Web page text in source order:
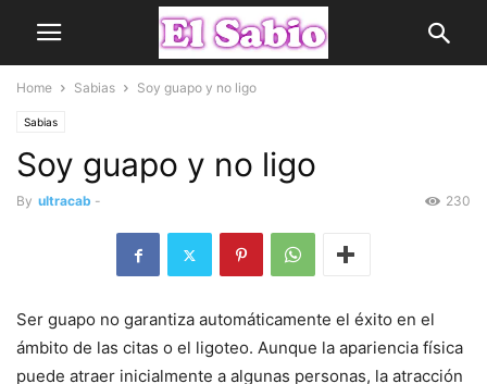
Home Sabias Soy guapo y no ligo
Sabias
Soy guapo y no ligo
By ultracab - 230
Ser guapo no garantiza automáticamente el éxito en el
ámbito de las citas o el ligoteo. Aunque la apariencia física
puede atraer inicialmente a algunas personas, la atracción